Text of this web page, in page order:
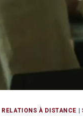
RELATIONS À DISTANCE